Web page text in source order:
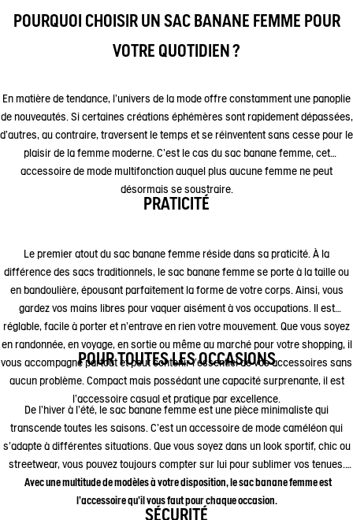
POURQUOI CHOISIR UN SAC BANANE FEMME POUR
VOTRE QUOTIDIEN ?
En matière de tendance, l'univers de la mode offre constamment une panoplie
de nouveautés. Si certaines créations éphémères sont rapidement dépassées,
d'autres, au contraire, traversent le temps et se réinventent sans cesse pour le
plaisir de la femme moderne. C'est le cas du sac banane femme, cet
accessoire de mode multifonction auquel plus aucune femme ne peut
désormais se soustraire.
PRATICITÉ
Le premier atout du sac banane femme réside dans sa praticité. À la
différence des sacs traditionnels, le sac banane femme se porte à la taille ou
en bandoulière, épousant parfaitement la forme de votre corps. Ainsi, vous
gardez vos mains libres pour vaquer aisément à vos occupations. Il est
réglable, facile à porter et n'entrave en rien votre mouvement. Que vous soyez
en randonnée, en voyage, en sortie ou même au marché pour votre shopping, il
vous accompagne partout et peut contenir l'essentiel de vos accessoires sans
aucun problème. Compact mais possédant une capacité surprenante, il est
l'accessoire casual et pratique par excellence.
POUR TOUTES LES OCCASIONS
De l’hiver à l'été, le sac banane femme est une pièce minimaliste qui
transcende toutes les saisons. C'est un accessoire de mode caméléon qui
s'adapte à différentes situations. Que vous soyez dans un look sportif, chic ou
streetwear, vous pouvez toujours compter sur lui pour sublimer vos tenues.
Avec une multitude de modèles à votre disposition, le sac banane femme est
l'accessoire qu'il vous faut pour chaque occasion.
SÉCURITÉ